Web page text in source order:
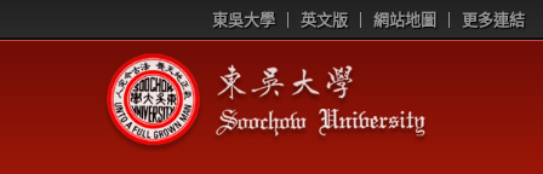
東吳大學 英文版 網站地圖 更多連結